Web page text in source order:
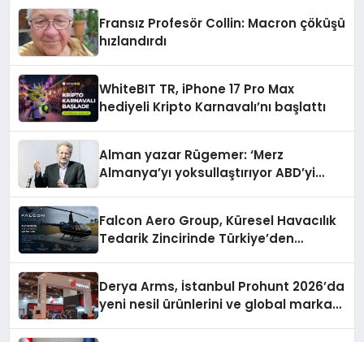
Fransız Profesör Collin: Macron çöküşü
hızlandırdı
WhiteBIT TR, iPhone 17 Pro Max
hediyeli Kripto Karnavalı’nı başlattı
Alman yazar Rügemer: ‘Merz
Almanya’yı yoksullaştırıyor ABD’yi
Falcon Aero Group, Küresel Havacılık
Tedarik Zincirinde Türkiye’den
Derya Arms, İstanbul Prohunt 2026’da
yeni nesil ürünlerini ve global marka